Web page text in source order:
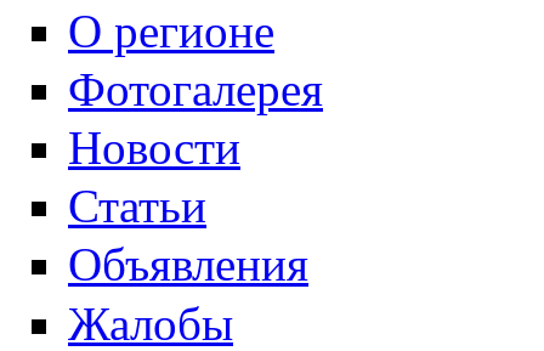
О регионе
Фотогалерея
Новости
Статьи
Объявления
Жалобы